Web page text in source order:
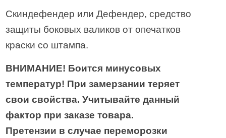
Скиндефендер или Дефендер, средство
защиты боковых валиков от опечатков
краски со штампа.
ВНИМАНИЕ! Боится минусовых
температур! При замерзании теряет
свои свойства. Учитывайте данный
фактор при заказе товара.
Претензии в случае переморозки